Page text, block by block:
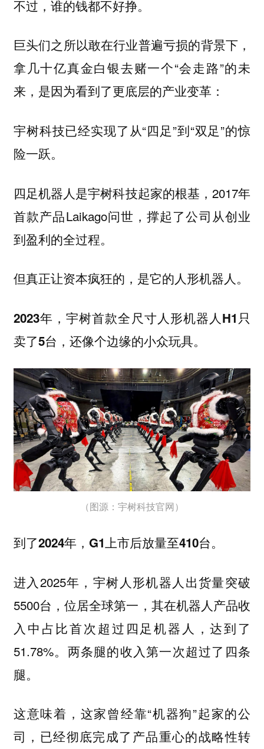
不过，谁的钱都不好挣。
巨头们之所以敢在行业普遍亏损的背景下，
拿几十亿真金白银去赌一个“会走路”的未
来，是因为看到了更底层的产业变革：
宇树科技已经实现了从“四足”到“双足”的惊
险一跃。
四足机器人是宇树科技起家的根基，2017年
首款产品Laikago问世，撑起了公司从创业
到盈利的全过程。
但真正让资本疯狂的，是它的人形机器人。
2023年，宇树首款全尺寸人形机器人H1只
卖了5台，还像个边缘的小众玩具。
（图源：宇树科技官网）
到了2024年，G1上市后放量至410台。
进入2025年，宇树人形机器人出货量突破
5500台，位居全球第一，其在机器人产品收
入中占比首次超过四足机器人，达到了
51.78%。两条腿的收入第一次超过了四条
腿。
这意味着，这家曾经靠“机器狗”起家的公
司，已经彻底完成了产品重心的战略性转